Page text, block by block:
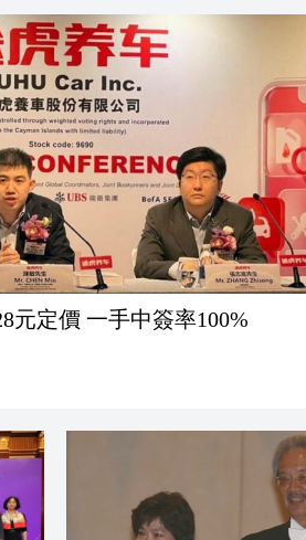
元定價 一手中簽率100%